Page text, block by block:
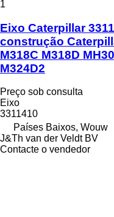
1
Eixo Caterpillar
construção
M318C M318D
M324D2
Preço sob consulta
Eixo
3311410
Países Baixos, Wouw
J&Th van der Veldt BV
Contacte o vendedor